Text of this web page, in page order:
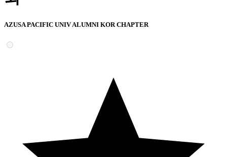
AZUSA PACIFIC UNIV ALUMNI KOR CHAPTER